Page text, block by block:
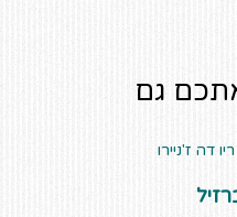
אתכם גם